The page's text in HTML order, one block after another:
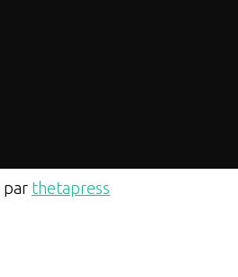
par thetapress